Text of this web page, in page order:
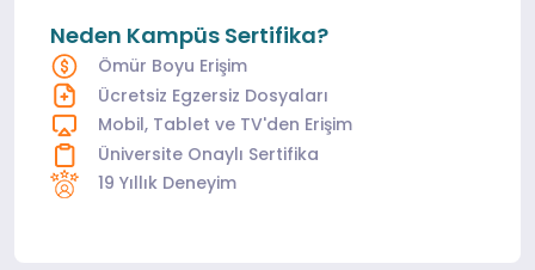
Neden Kampüs Sertifika?
Ömür Boyu Erişim
Ücretsiz Egzersiz Dosyaları
Mobil, Tablet ve TV'den Erişim
Üniversite Onaylı Sertifika
19 Yıllık Deneyim